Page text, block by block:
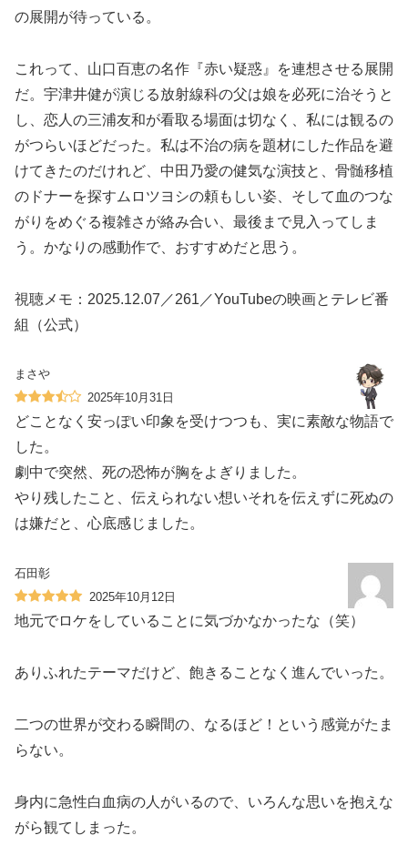
の展開が待っている。
これって、山口百恵の名作『赤い疑惑』を連想させる展開
だ。宇津井健が演じる放射線科の父は娘を必死に治そうと
し、恋人の三浦友和が看取る場面は切なく、私には観るの
がつらいほどだった。私は不治の病を題材にした作品を避
けてきたのだけれど、中田乃愛の健気な演技と、骨髄移植
のドナーを探すムロツヨシの頼もしい姿、そして血のつな
がりをめぐる複雑さが絡み合い、最後まで見入ってしま
う。かなりの感動作で、おすすめだと思う。
視聴メモ：2025.12.07／261／YouTubeの映画とテレビ番
組（公式）
まさや
2025年10月31日
どことなく安っぽい印象を受けつつも、実に素敵な物語で
した。
劇中で突然、死の恐怖が胸をよぎりました。
やり残したこと、伝えられない想いそれを伝えずに死ぬの
は嫌だと、心底感じました。
石田彰
2025年10月12日
地元でロケをしていることに気づかなかったな（笑）
ありふれたテーマだけど、飽きることなく進んでいった。
二つの世界が交わる瞬間の、なるほど！という感覚がたま
らない。
身内に急性白血病の人がいるので、いろんな思いを抱えな
がら観てしまった。